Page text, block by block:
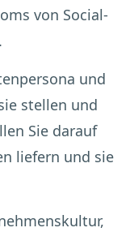
von Social-
und
stellen und
Sie darauf
liefern und sie